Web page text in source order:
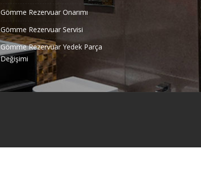
Gömme Rezervuar Onarımı
Gömme Rezervuar Servisi
Gömme Rezervuar Yedek Parça
Değişimi